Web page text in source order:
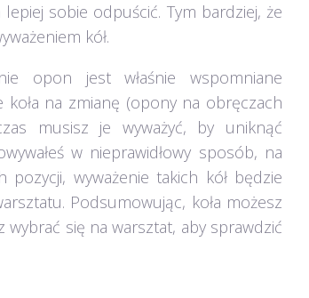
sobie odpuścić. Tym bardziej, że
kół.
opon jest właśnie wspomniane
koła na zmianę (opony na obręczach
musisz je wyważyć, by uniknąć
w nieprawidłowy sposób, na
wyważenie takich kół będzie
Podsumowując, koła możesz
się na warsztat, aby sprawdzić